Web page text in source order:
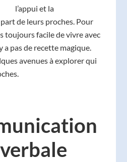
l’appui et la
de leurs proches. Pour
toujours facile de vivre avec
a pas de recette magique.
avenues à explorer qui